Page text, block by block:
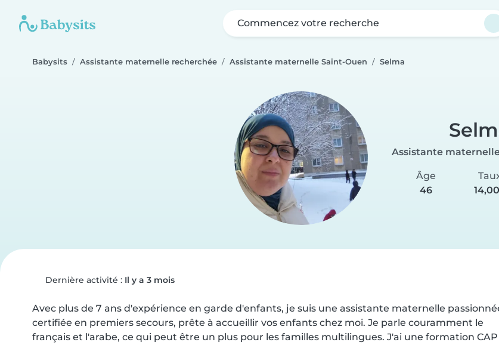
Commencez votre recherche
Babysits Assistante maternelle recherchée Assistante maternelle Saint-Ouen Selma
Assistante
Âge
46
Dernière activité : Il y a 3 mois
Avec plus de 7 ans d'expérience en garde d'enfants, je suis une assistante maternelle
certifiée en premiers secours, prête à accueillir vos enfants chez moi. Je parle couramment le
français et l'arabe, ce qui peut être un plus pour les familles multilingues. J'ai une formation CAP